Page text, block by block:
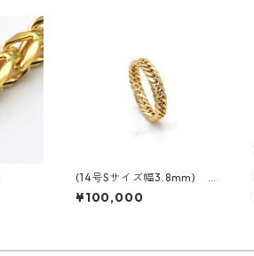
(14号Sサイズ幅3.8mm) K1
8 イエローゴールド 6面ダブ
ル喜平リング
¥100,000